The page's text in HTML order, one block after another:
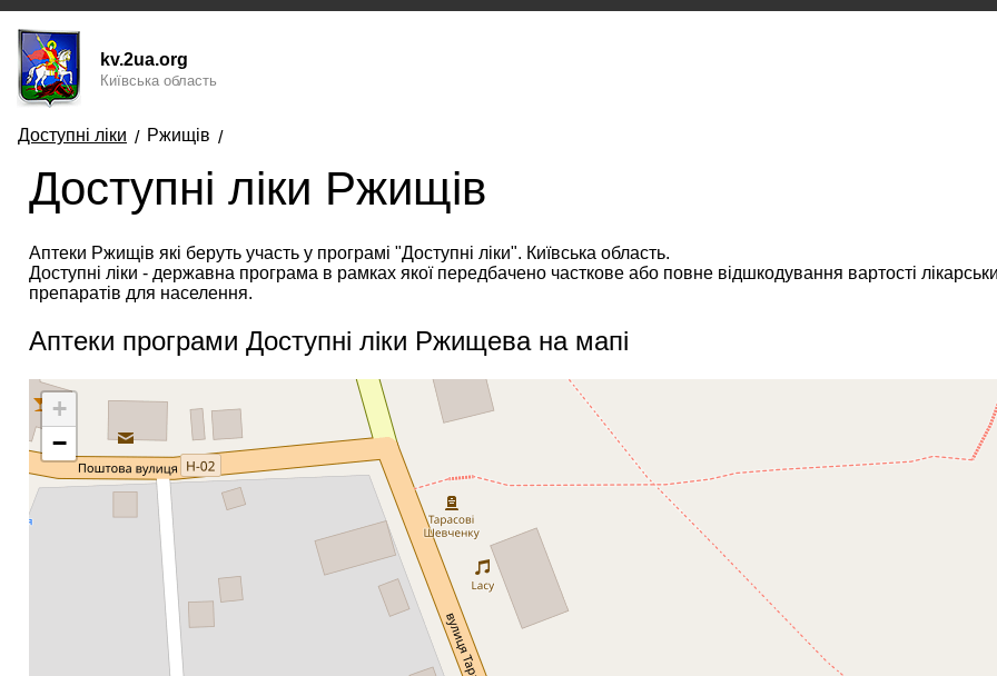
kv.2ua.org
Київська область
Доступні ліки Ржищів
Доступні ліки Ржищів
Аптеки Ржищів які беруть участь у програмі "Доступні ліки". Київська область.
Доступні ліки - державна програма в рамках якої передбачено часткове або повне відшкодування вартості
препаратів для населення.
Аптеки програми Доступні ліки Ржищева на мапі
+
−